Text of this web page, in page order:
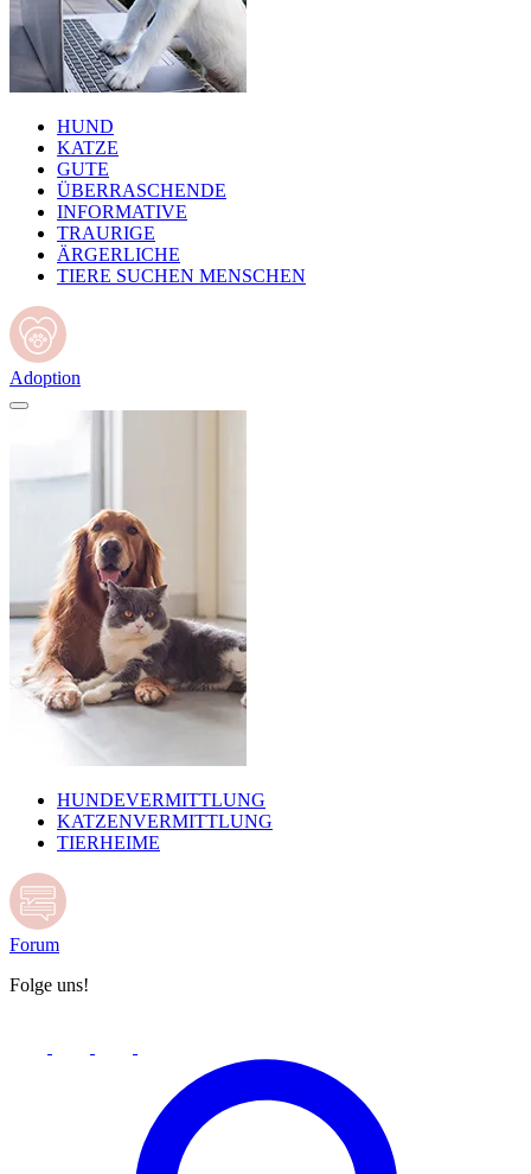
HUND
KATZE
GUTE
ÜBERRASCHENDE
INFORMATIVE
TRAURIGE
ÄRGERLICHE
TIERE SUCHEN MENSCHEN
Adoption
HUNDEVERMITTLUNG
KATZENVERMITTLUNG
TIERHEIME
Forum
Folge uns!